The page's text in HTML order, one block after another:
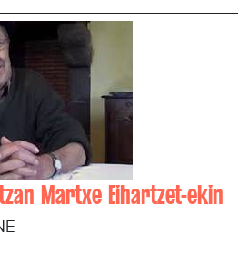
Martxe Eihartzet-ekin